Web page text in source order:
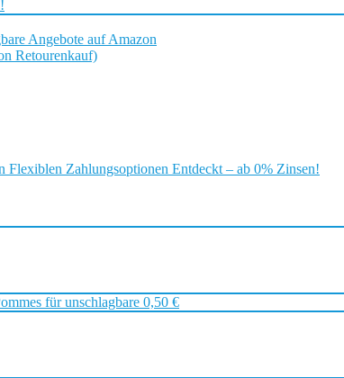
Angebote auf Amazon
Retourenkauf)
Flexiblen Zahlungsoptionen Entdeckt – ab 0% Zinsen!
für unschlagbare 0,50 €